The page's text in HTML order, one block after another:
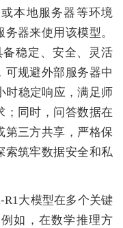
本地服务器等环境
器来使用该模型。
备稳定、安全、灵活
可规避外部服务器中
时稳定响应，满足师
；同时，问答数据在
第三方共享，严格保
索筑牢数据安全和私
R1大模型在多个关键
如，在数学推理方